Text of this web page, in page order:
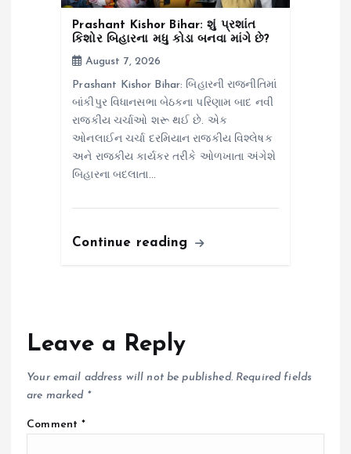
Prashant Kishor Bihar: શું પ્રશાંત
કિશોર બિહારના મધુ કોડા બનવા માંગે છે?
August 7, 2026
Prashant Kishor Bihar: બિહારની રાજનીતિમાં
બાંકીપુર વિધાનસભા બેઠકના પરિણામ બાદ નવી
રાજકીય ચર્ચાઓ શરૂ થઈ છે. એક
ઓનલાઈન ચર્ચા દરમિયાન રાજકીય વિશ્લેષક
અને રાજકીય કાર્યકર તરીકે ઓળખાતા અંગેશે
બિહારના બદલાતા…
Continue reading
Leave a Reply
Your email address will not be published. Required fields
are marked *
Comment*